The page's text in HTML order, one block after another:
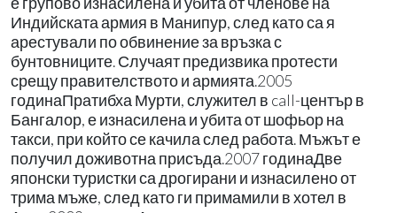
Индийската армия в Манипур, след като са я
арестували по обвинение за връзка с
бунтовниците. Случаят предизвика протести
срещу правителството и армията.2005
годинаПратибха Мурти, служител в call-център в
Бангалор, е изнасилена и убита от шофьор на
такси, при който се качила след работа. Мъжът е
получил доживотна присъда.2007 годинаДве
японски туристки са дрогирани и изнасилено от
трима мъже, след като ги примамили в хотел в